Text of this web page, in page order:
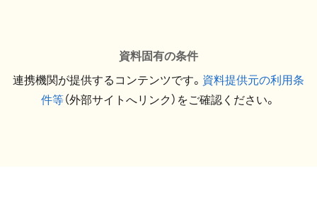
資料固有の条件
連携機関が提供するコンテンツです。 資料提供元の利用条
件等（外部サイトへリンク）をご確認ください。